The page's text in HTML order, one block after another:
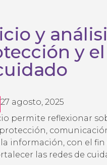
y
y el
27 agosto, 2025
permite reflexionar
información, con el
las redes de